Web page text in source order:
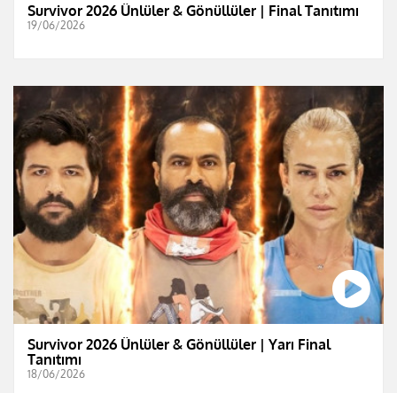
Survivor 2026 Ünlüler & Gönüllüler | Final Tanıtımı
19/06/2026
Survivor 2026 Ünlüler & Gönüllüler | Yarı Final
Tanıtımı
18/06/2026